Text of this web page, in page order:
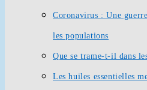
Coronavirus : Une
les populations
Que se trame-t-il dans
Les huiles essentielles